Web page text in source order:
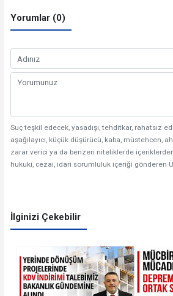
Yorumlar (0)
Suç teşkil edecek, yasadışı, tehditkar, rahatsız
aşağılayıcı, küçük düşürücü, kaba, müstehcen,
zarar verici ya da benzeri niteliklerde
hukuki, cezai, idari sorumluluk içeriği gönderen
İlginizi Çekebilir